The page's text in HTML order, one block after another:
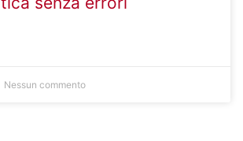
Nessun commento